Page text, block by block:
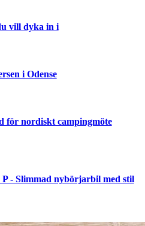
vill dyka in i
i Odense
för nordiskt campingmöte
- Slimmad nybörjarbil med stil